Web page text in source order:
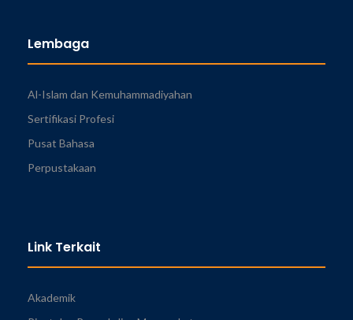
Lembaga
Al-Islam dan Kemuhammadiyahan
Sertifikasi Profesi
Pusat Bahasa
Perpustakaan
Link Terkait
Akademik